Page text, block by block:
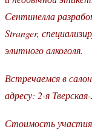
Сентинелла
Stranger,
элитного алкоголя.
Встречаемся в
адресу: 2-я
Стоимость участия